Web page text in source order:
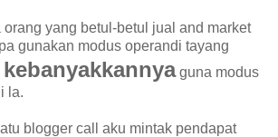
yang betul-betul jual and market
gunakan modus operandi tayang
kebanyakkannyaguna modus
la.
blogger call aku mintak pendapat